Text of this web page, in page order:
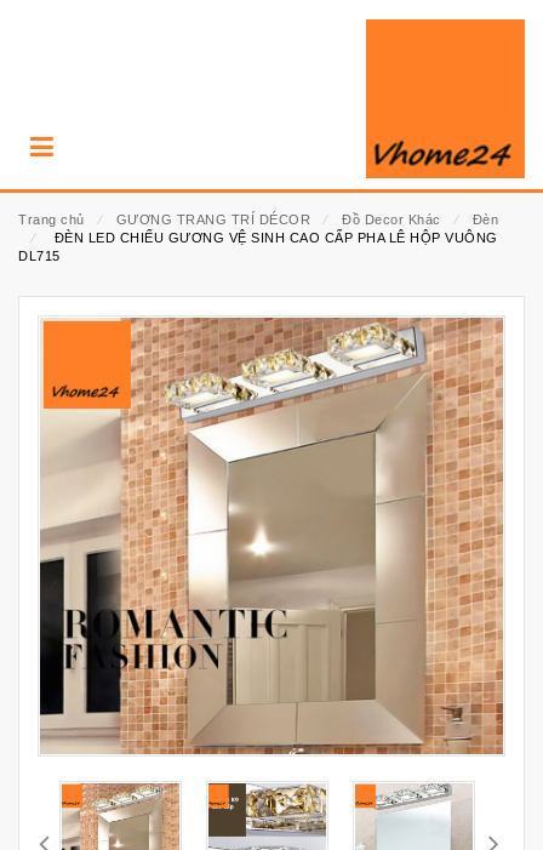
Trang chủ ⁄ GƯƠNG TRANG TRÍ DÉCOR ⁄ Đồ Decor Khác ⁄
Đèn
⁄
ĐÈN LED CHIẾU GƯƠNG VỆ SINH CAO CẤP PHA LÊ HỘP VUÔNG
DL715